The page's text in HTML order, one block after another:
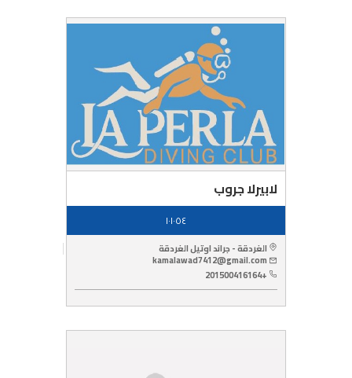
لابيرلا جروب
١٠١٠٥٤
الغردقة - جراند اوتيل الغردقة
kamalawad7412@gmail.com
+201500416164